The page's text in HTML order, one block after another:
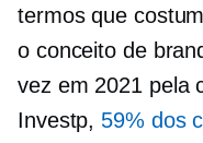
termos que
o conceito de
vez em 2021 pela
Investp, 59% dos